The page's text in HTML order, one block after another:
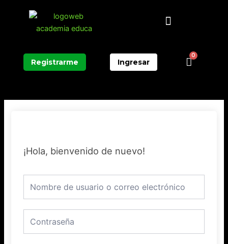
Menú
Registrarme Ingresar
0
¡Hola, bienvenido de nuevo!